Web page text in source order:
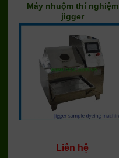
Máy nhuộm thí nghiệm
jigger
Liên hệ